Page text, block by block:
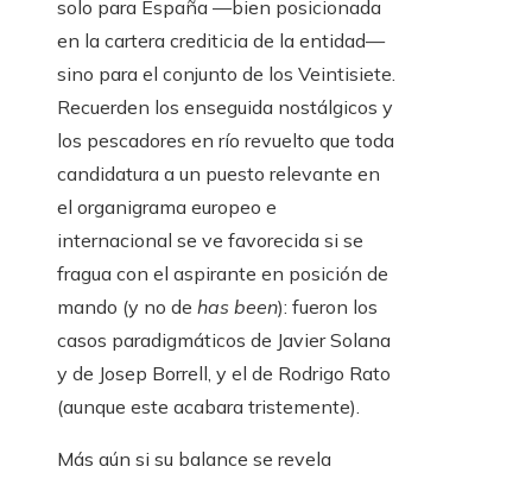
solo para España —bien posicionada
en la cartera crediticia de la entidad—
sino para el conjunto de los Veintisiete.
Recuerden los enseguida nostálgicos y
los pescadores en río revuelto que toda
candidatura a un puesto relevante en
el organigrama europeo e
internacional se ve favorecida si se
fragua con el aspirante en posición de
mando (y no de has been): fueron los
casos paradigmáticos de Javier Solana
y de Josep Borrell, y el de Rodrigo Rato
(aunque este acabara tristemente).
Más aún si su balance se revela